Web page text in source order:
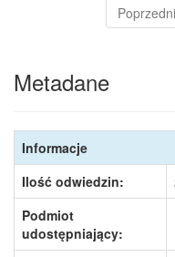
Metadane
Informacje
Ilość odwiedzin:
Podmiot
udostępniający: